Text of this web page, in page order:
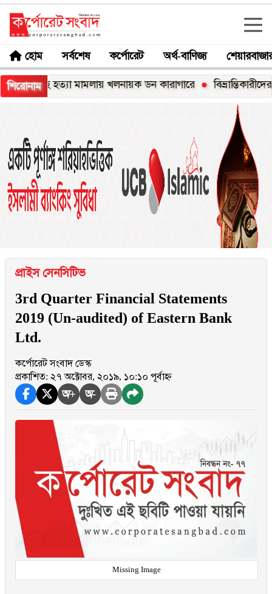
হোম সর্বশেষ কর্পোরেট অর্থ-বাণিজ্য
শিরোনাম
হত্যা মামলায় খলনায়ক ডন কারাগারে বিভ্রান্তিকারীদের
প্রাইস সেনসিটিভ
3rd Quarter Financial Statements
2019 (Un-audited) of Eastern Bank
Ltd.
কর্পোরেট সংবাদ ডেস্ক
প্রকাশিত: ২৭ অক্টোবর, ২০১৯, ১০:১০ পূর্বাহ্ন
অ+ অ-
Missing Image